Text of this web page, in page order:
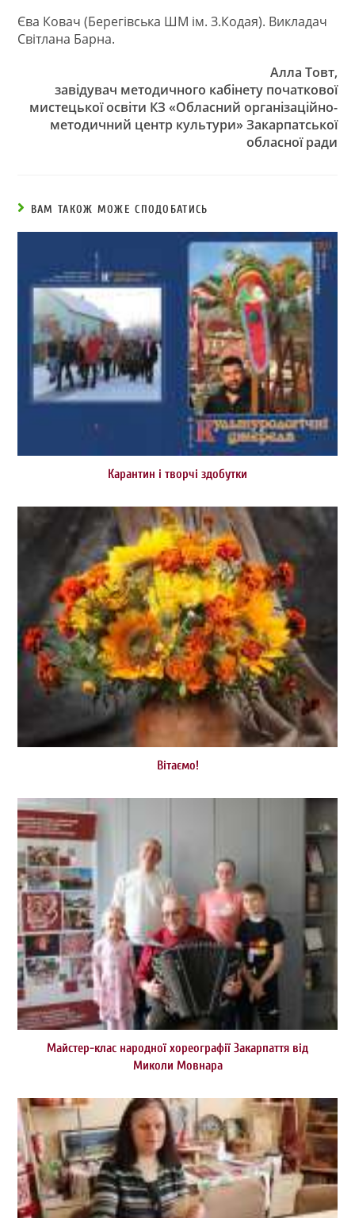
Єва Ковач (Берегівська ШМ ім. З.Кодая). Викладач
Світлана Барна.
Алла Товт,
завідувач методичного кабінету початкової
мистецької освіти КЗ «Обласний організаційно-
методичний центр культури» Закарпатської
обласної ради
ВАМ ТАКОЖ МОЖЕ СПОДОБАТИСЬ
Карантин і творчі здобутки
Вітаємо!
Майстер-клас народної хореографії Закарпаття від
Миколи Мовнара